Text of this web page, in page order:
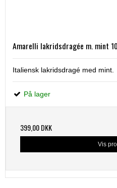
Amarelli lakridsdragée m. mint
Italiensk lakridsdragé med mint.
På lager
399,00 DKK
Vis